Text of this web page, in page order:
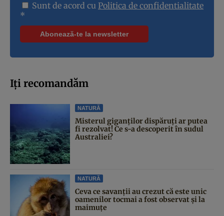
Sunt de acord cu Politica de confidentialitate
*
Iți recomandăm
NATURĂ
Misterul giganților dispăruți ar putea
fi rezolvat! Ce s-a descoperit în sudul
Australiei?
NATURĂ
Ceva ce savanții au crezut că este unic
oamenilor tocmai a fost observat și la
maimuțe